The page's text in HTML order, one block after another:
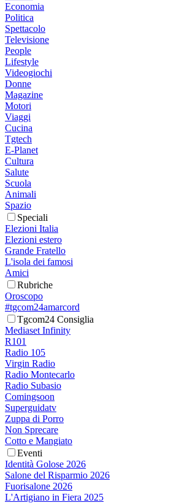
Economia
Politica
Spettacolo
Televisione
People
Lifestyle
Videogiochi
Donne
Magazine
Motori
Viaggi
Cucina
Tgtech
E-Planet
Cultura
Salute
Scuola
Animali
Spazio
Speciali
Elezioni Italia
Elezioni estero
Grande Fratello
L'isola dei famosi
Amici
Rubriche
Oroscopo
#tgcom24amarcord
Tgcom24 Consiglia
Mediaset Infinity
R101
Radio 105
Virgin Radio
Radio Montecarlo
Radio Subasio
Comingsoon
Superguidatv
Zuppa di Porro
Non Sprecare
Cotto e Mangiato
Eventi
Identità Golose 2026
Salone del Risparmio 2026
Fuorisalone 2026
L'Artigiano in Fiera 2025